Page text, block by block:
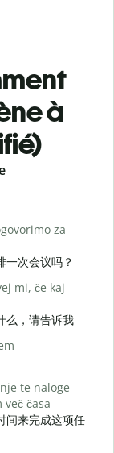
à
za
一次会议吗？
mi, če kaj
么，请告诉我
te naloge
časa
间来完成这项任